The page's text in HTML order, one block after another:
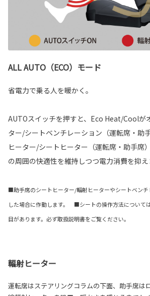
ALL AUTO（ECO）モード
省電力で乗る人を暖かく。
AUTOスイッチを押すと、Eco Heat/Coolが
ター/シートベンチレーション（運転席・助
ヒーター/シートヒーター（運転席・助手席
の周囲の快適性を維持しつつ電力消費を抑え
■助手席のシートヒーター/輻射ヒーターやシートベン
した場合に作動します。 ■シートの操作方法について
目があります。必ず取扱説明書をご覧ください。
輻射ヒーター
運転席はステアリングコラムの下面、助手席は